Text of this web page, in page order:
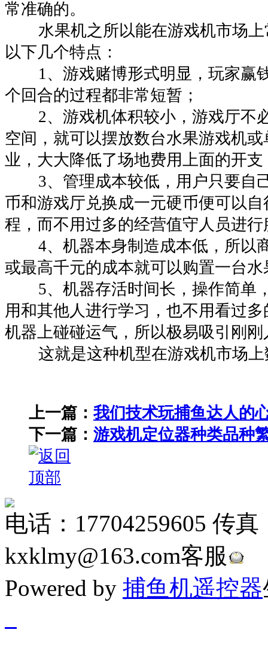
常准确的。
水果机之所以能在游戏机市场上
以下几个特点：
1、游戏赌博形式明显，玩家赢
个回合的过程都非常短暂；
2、游戏机体积较小，游戏厅不
空间，就可以摆放数台水果游戏机
业，大大降低了场地费用上面的开支
3、管理成本较低，用户只要自
币和游戏厅兑换成一元硬币便可以
程，而不用过多的经营值守人员进行
4、机器本身制造成本低，所以
或最高千元的成本就可以购置一台
5、机器存活时间长，操作简单
用和其他人进行学习，也不用看过
机器上碰碰运气，所以极易吸引刚
这就是这种机型在游戏机市场上
上一篇： 我们技术玩捕鱼达人的
下一篇： 游戏机定位器种类品种
电话：17704259605 传
kxklmy@163.com客服
Powered by 捕鱼机遥控器